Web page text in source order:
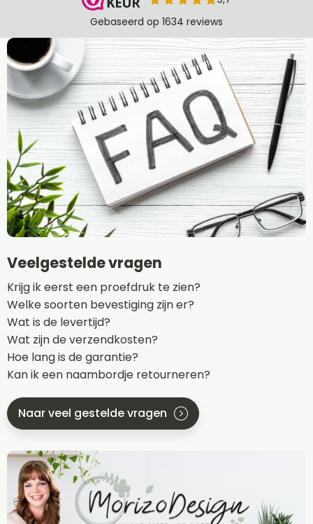
Veelgestelde vragen
Krijg ik eerst een proefdruk te zien?
Welke soorten bevestiging zijn er?
Wat is de levertijd?
Wat zijn de verzendkosten?
Hoe lang is de garantie?
Kan ik een naambordje retourneren?
Naar veel gestelde vragen